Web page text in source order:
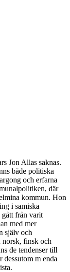
Jon Allas saknas.
både politiska
och erfarna
där
kommun. Hon
i samiska
gått från varit
med mer
själv och
norsk, finsk och
de tendenser till
dessutom m enda